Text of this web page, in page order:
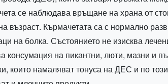
се наблюдава връщане на храна от
възраст. Кърмачетата са с нормално
на болка. Състоянието не изисква
консумация на пикантни, люти, мазни и
които намаляват тонуса на ДЕС и по